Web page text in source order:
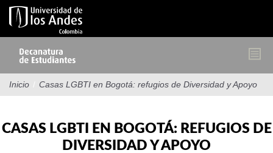
Pasar
contenido
Inicio / Casas LGBTI en Bogotá: refugios de Diversidad y Apoyo
CASAS LGBTI EN BOGOTÁ: REFUGIOS DE
DIVERSIDAD Y APOYO